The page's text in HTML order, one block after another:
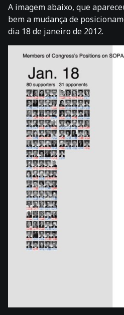
A imagem abaixo, que
bem a mudança de
dia 18 de janeiro de 2012.